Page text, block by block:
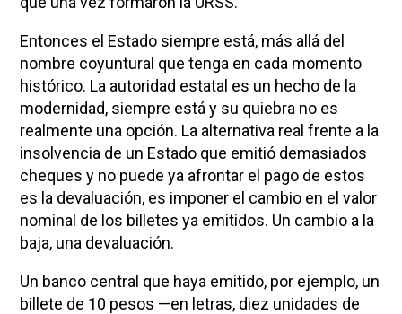
Entonces el Estado siempre está, más allá del
nombre coyuntural que tenga en cada momento
histórico. La autoridad estatal es un hecho de la
modernidad, siempre está y su quiebra no es
realmente una opción. La alternativa real frente a la
insolvencia de un Estado que emitió demasiados
cheques y no puede ya afrontar el pago de estos
es la devaluación, es imponer el cambio en el valor
nominal de los billetes ya emitidos. Un cambio a la
baja, una devaluación.
Un banco central que haya emitido, por ejemplo, un
billete de 10 pesos —en letras, diez unidades de